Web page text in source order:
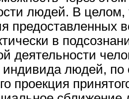
людей. В
предоставленных
в
деятельности
индивида людей,
проекция